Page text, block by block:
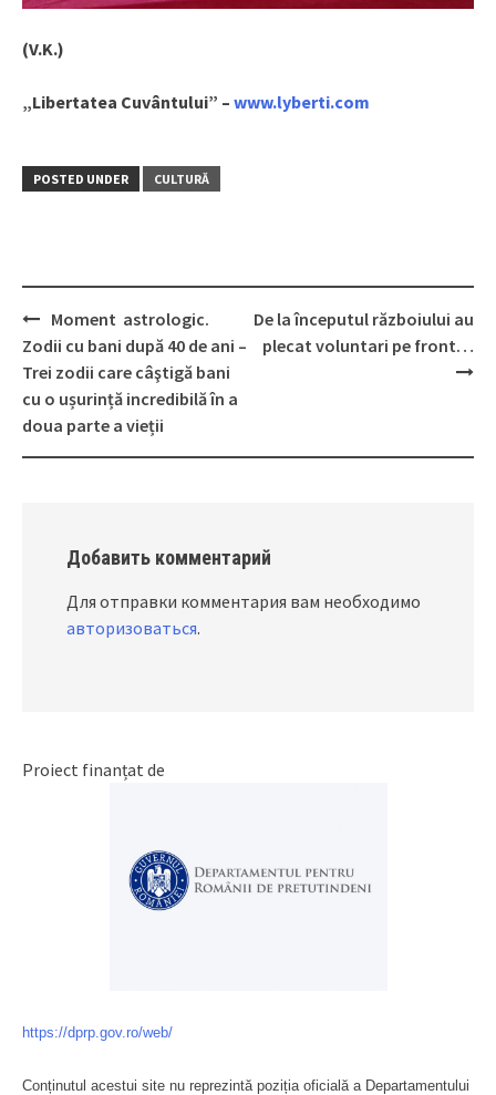
(V.K.)
„Libertatea Cuvântului” – www.lyberti.com
POSTED UNDER CULTURĂ
Post
navigation
Moment astrologic.
Zodii cu bani după 40 de ani –
Trei zodii care câştigă bani
cu o ușurință incredibilă în a
doua parte a vieții
De la începutul războiului au
plecat voluntari pe front…
Добавить комментарий
Для отправки комментария вам необходимо
авторизоваться.
Proiect finanțat de
https://dprp.gov.ro/web/
Conținutul acestui site nu reprezintă poziția oficială a Departamentului